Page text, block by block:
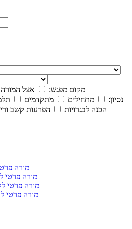
מקום מפגש:
אצל המורה
נסיון:
מתחילים מתקדמים
הכנה לבגרויות
הפרעות קשב
מורה
מורה פרטי
מורה פרטי
מורה פרטי